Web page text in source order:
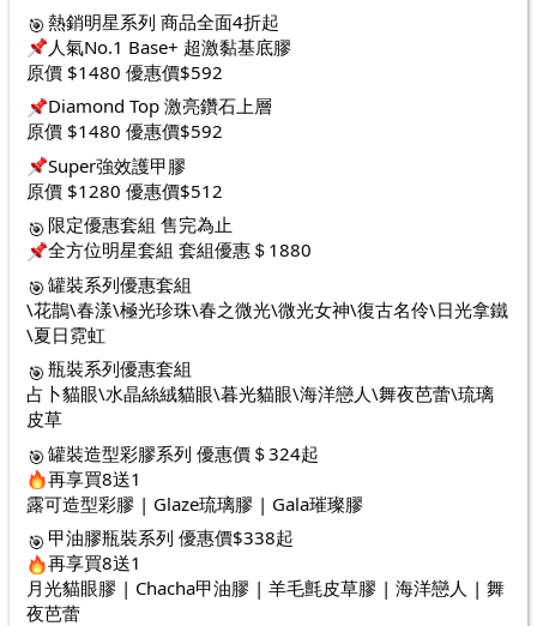
熱銷明星系列 商品全面4折起
人氣No.1 Base+ 超激黏基底膠
原價 $1480 優惠價$592
Diamond Top 激亮鑽石上層
原價 $1480 優惠價$592
Super強效護甲膠
原價 $1280 優惠價$512
限定優惠套組 售完為止
全方位明星套組 套組優惠＄1880
罐裝系列優惠套組
\花鵲\春漾\極光珍珠\春之微光\微光女神\復古名伶\日光拿鐵
\夏日霓虹
瓶裝系列優惠套組
占卜貓眼\水晶絲絨貓眼\暮光貓眼\海洋戀人\舞夜芭蕾\琉璃
皮草
罐裝造型彩膠系列 優惠價＄324起
再享買8送1
露可造型彩膠 | Glaze琉璃膠 | Gala璀璨膠
甲油膠瓶裝系列 優惠價$338起
再享買8送1
月光貓眼膠 | Chacha甲油膠 | 羊毛氈皮草膠 | 海洋戀人 | 舞
夜芭蕾